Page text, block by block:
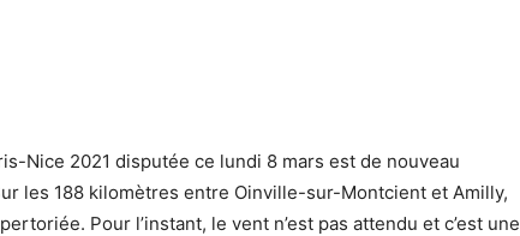
Nice 2021 disputée ce lundi 8 mars est de nouveau
les 188 kilomètres entre Oinville-sur-Montcient et Amilly,
Pour l’instant, le vent n’est pas attendu et c’est une